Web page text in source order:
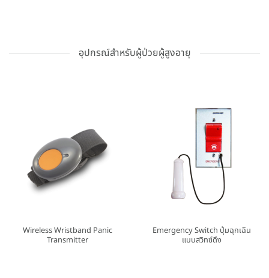
อุปกรณ์สำหรับผู้ป่วยผู้สูงอายุ
Wireless Wristband Panic
Transmitter
Emergency Switch ปุ่มฉุกเฉิน
แบบสวิทซ์ดึง